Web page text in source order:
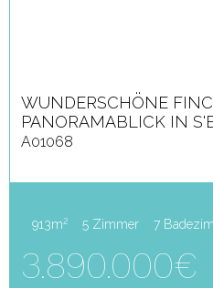
WUNDERSCHÖNE
PANORAMABLICK IN
A01068
913m2 5 Zimmer 7
3.890.000€